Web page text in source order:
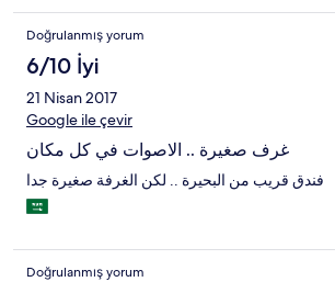
Doğrulanmış yorum
6/10 İyi
21 Nisan 2017
Google ile çevir
غرف صغيرة .. الاصوات في كل مكان
فندق قريب من البحيرة .. لكن الغرفة صغيرة جدا
Doğrulanmış yorum